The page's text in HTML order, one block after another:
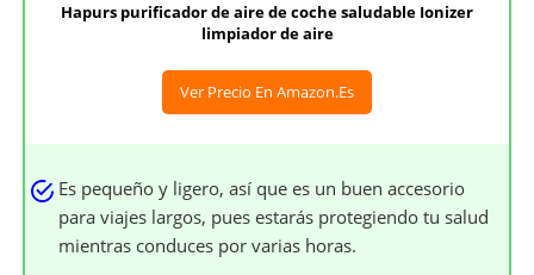
Hapurs purificador de aire de coche saludable Ionizer
limpiador de aire
Ver Precio En Amazon.es
Es pequeño y ligero, así que es un buen accesorio
para viajes largos, pues estarás protegiendo tu salud
mientras conduces por varias horas.